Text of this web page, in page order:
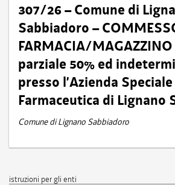
307/26 – Comune di
Sabbiadoro –
FARMACIA/
parziale 50% ed
presso l’Azienda Speciale
Farmaceutica di Lignano
Comune di Lignano Sabbiadoro
istruzioni per gli enti